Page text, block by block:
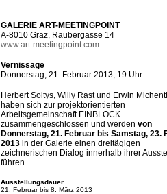
GALERIE ART-MEETINGPOINT
A-8010 Graz, Raubergasse 14
www.art-meetingpoint.com
Vernissage
Donnerstag, 21. Februar 2013, 19 Uhr
Herbert Soltys, Willy Rast und Erwin
haben sich zur projektorientierten
Arbeitsgemeinschaft EINBLOCK
zusammengeschlossen und werden von
Donnerstag, 21. Februar bis Samstag, 23.
2013 in der Galerie einen dreitägigen
zeichnerischen Dialog innerhalb ihrer
führen.
Ausstellungsdauer
21. Februar bis 8. März 2013